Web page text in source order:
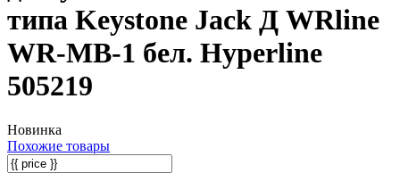
типа Keystone Jack Д WRline
WR-MB-1 бел. Hyperline
505219
Новинка
Похожие товары